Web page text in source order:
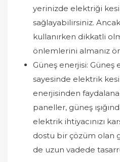
yerinizde elektriği
sağlayabilirsiniz.
kullanırken dikkatli
önlemlerini almanız
Güneş enerjisi: Güneş
sayesinde elektrik
enerjisinden
paneller, güneş
elektrik ihtiyacınızı
dostu bir çözüm olan
de uzun vadede